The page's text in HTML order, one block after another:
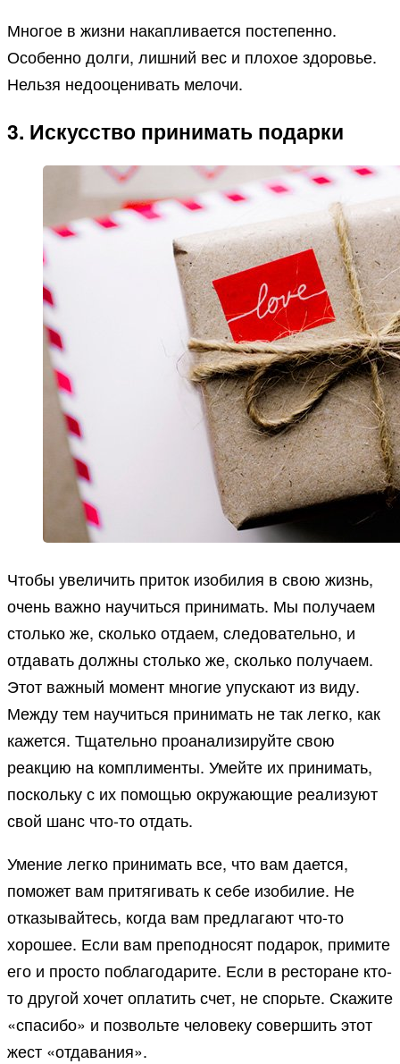
Многое в жизни накапливается постепенно.
Особенно долги, лишний вес и плохое здоровье.
Нельзя недооценивать мелочи.
3. Искусство принимать подарки
Чтобы увеличить приток изобилия в свою жизнь,
очень важно научиться принимать. Мы получаем
столько же, сколько отдаем, следовательно, и
отдавать должны столько же, сколько получаем.
Этот важный момент многие упускают из виду.
Между тем научиться принимать не так легко, как
кажется. Тщательно проанализируйте свою
реакцию на комплименты. Умейте их принимать,
поскольку с их помощью окружающие реализуют
свой шанс что-то отдать.
Умение легко принимать все, что вам дается,
поможет вам притягивать к себе изобилие. Не
отказывайтесь, когда вам предлагают что-то
хорошее. Если вам преподносят подарок, примите
его и просто поблагодарите. Если в ресторане кто-
то другой хочет оплатить счет, не спорьте. Скажите
«спасибо» и позвольте человеку совершить этот
жест «отдавания».